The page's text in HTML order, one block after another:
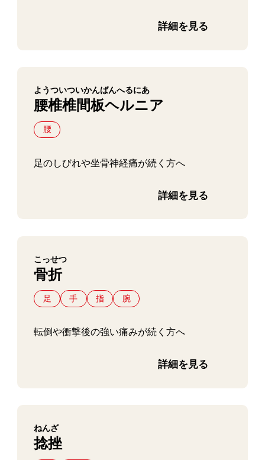
詳細を見る
ようついついかんばんへるにあ
腰椎椎間板ヘルニア
腰
足のしびれや坐骨神経痛が続く方へ
詳細を見る
こっせつ
骨折
足 手 指 腕
転倒や衝撃後の強い痛みが続く方へ
詳細を見る
ねんざ
捻挫